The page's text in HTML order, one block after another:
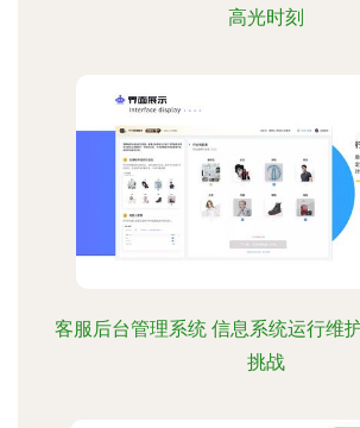
高光时刻
客服后台管理系统 信息系统运行维
挑战